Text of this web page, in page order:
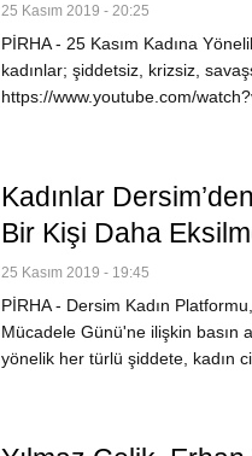
25 Kasım 2019 - 20:25
PİRHA - 25 Kasım Kadına
kadınlar; şiddetsiz, krizsiz,
https://www.youtube.com/
Kadınlar
Bir Kişi Daha
25 Kasım 2019 - 19:45
PİRHA - Dersim Kadın
Mücadele Günü'ne ilişkin basın
yönelik her türlü şiddete, kadın